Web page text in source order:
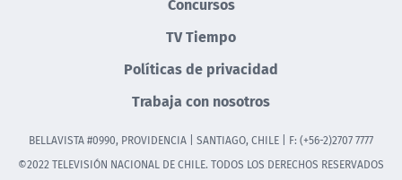
TV Tiempo
Políticas de privacidad
Trabaja con nosotros
BELLAVISTA #0990, PROVIDENCIA | SANTIAGO, CHILE | F: (+56-2)2707 7777
©2022 TELEVISIÓN NACIONAL DE CHILE. TODOS LOS DERECHOS RESERVADOS